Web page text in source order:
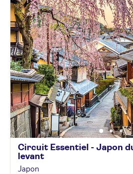
Circuit Essentiel - Japon
levant
Japon